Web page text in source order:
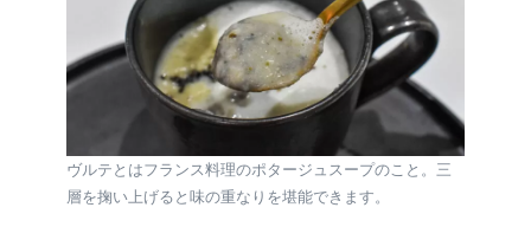
ヴルテとはフランス料理のポタージュスープのこと。三
層を掬い上げると味の重なりを堪能できます。